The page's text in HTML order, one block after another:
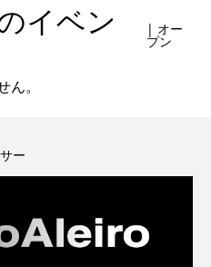
イベン | オー
プン
。
ー